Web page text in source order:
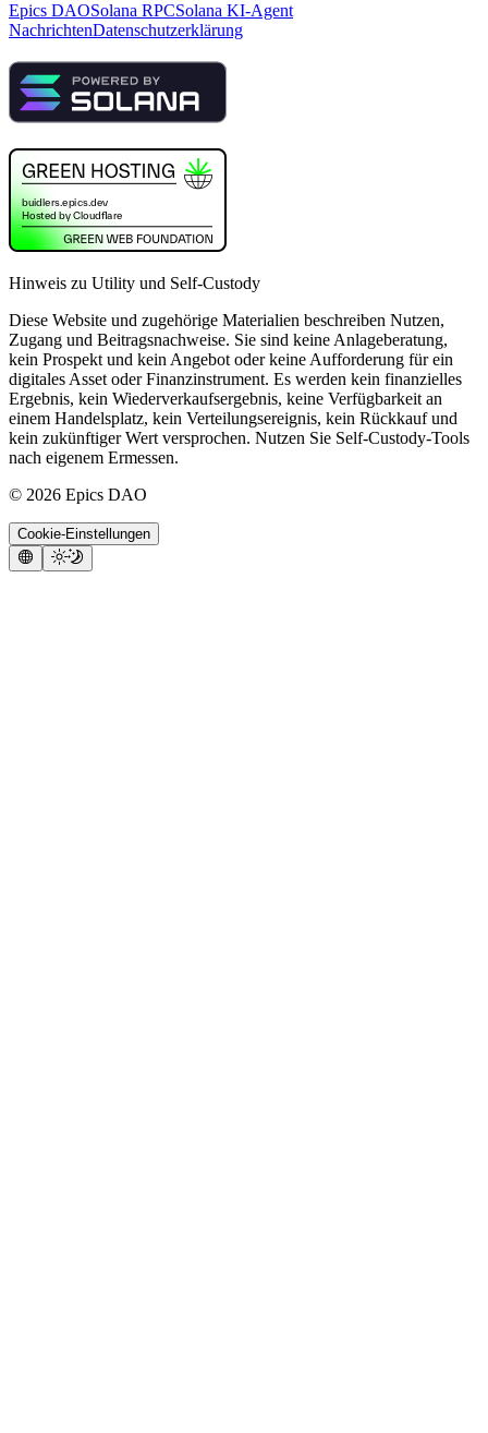
Epics DAOSolana RPCSolana KI-Agent
NachrichtenDatenschutzerklärung
Hinweis zu Utility und Self-Custody
Diese Website und zugehörige Materialien beschreiben Nutzen,
Zugang und Beitragsnachweise. Sie sind keine Anlageberatung,
kein Prospekt und kein Angebot oder keine Aufforderung für ein
digitales Asset oder Finanzinstrument. Es werden kein finanzielles
Ergebnis, kein Wiederverkaufsergebnis, keine Verfügbarkeit an
einem Handelsplatz, kein Verteilungsereignis, kein Rückkauf und
kein zukünftiger Wert versprochen. Nutzen Sie Self-Custody-Tools
nach eigenem Ermessen.
© 2026 Epics DAO
Cookie-Einstellungen